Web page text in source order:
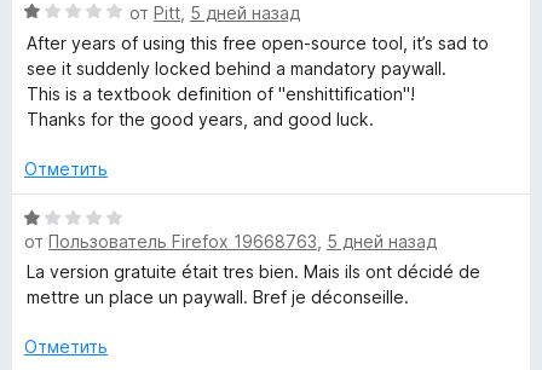
и
з
5
е
н
о
н
а
и
5
О
ц
е
н
е
о
а
1
и
з
от Pitt 5 дней назад
After years of using this free open-source tool, it’s sad to
see it suddenly locked behind a mandatory paywall.
This is a textbook definition of "enshittification"!
Thanks for the good years, and good luck.
Отметить
О
ц
е
н
н
от Пользователь Firefox 19668763 5 дней назад
La version gratuite était tres bien. Mais ils ont décidé de
mettre un place un paywall. Bref je déconseille.
Отметить